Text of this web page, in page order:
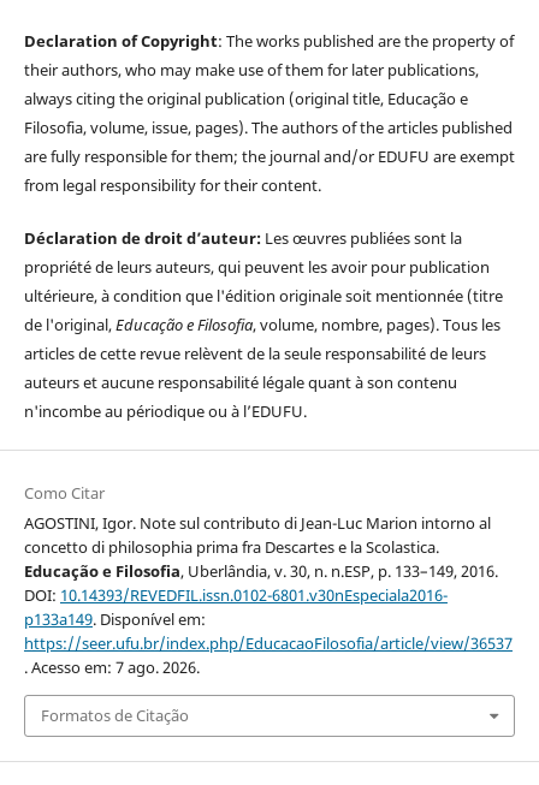
Declaration of Copyright: The works published are the property of
their authors, who may make use of them for later publications,
always citing the original publication (original title, Educação e
Filosofia, volume, issue, pages). The authors of the articles published
are fully responsible for them; the journal and/or EDUFU are exempt
from legal responsibility for their content.
Déclaration de droit d’auteur: Les œuvres publiées sont la
propriété de leurs auteurs, qui peuvent les avoir pour publication
ultérieure, à condition que l'édition originale soit mentionnée (titre
de l'original,Educação e Filosofia, volume, nombre, pages). Tous les
articles de cette revue relèvent de la seule responsabilité de leurs
auteurs et aucune responsabilité légale quant à son contenu
n'incombe au périodique ou à l’EDUFU.
Como Citar
AGOSTINI, Igor. Note sul contributo di Jean-Luc Marion intorno al
concetto di philosophia prima fra Descartes e la Scolastica.
Educação e Filosofia, Uberlândia, v. 30, n. n.ESP, p. 133–149, 2016.
DOI: 10.14393/REVEDFIL.issn.0102-6801.v30nEspeciala2016-
p133a149. Disponível em:
https://seer.ufu.br/index.php/EducacaoFilosofia/article/view/36537
. Acesso em: 7 ago. 2026.
Formatos de Citação